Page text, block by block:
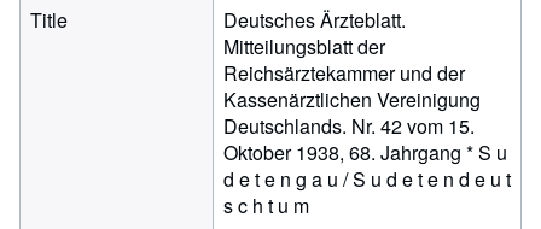
Title
Deutsches Ärzteblatt.
Mitteilungsblatt der
Reichsärztekammer und der
Kassenärztlichen Vereinigung
Deutschlands. Nr. 42 vom 15.
Oktober 1938, 68. Jahrgang * S u
d e t e n g a u / S u d e t e n d e u t
s c h t u m